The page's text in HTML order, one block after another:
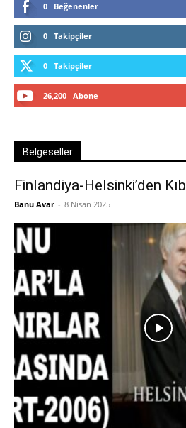
0 Beğenenler
0 Takipçiler
0 Takipçiler
26,200 Abone
Belgeseller
Finlandiya-Helsinki’den
Banu Avar - 8 Nisan 2025